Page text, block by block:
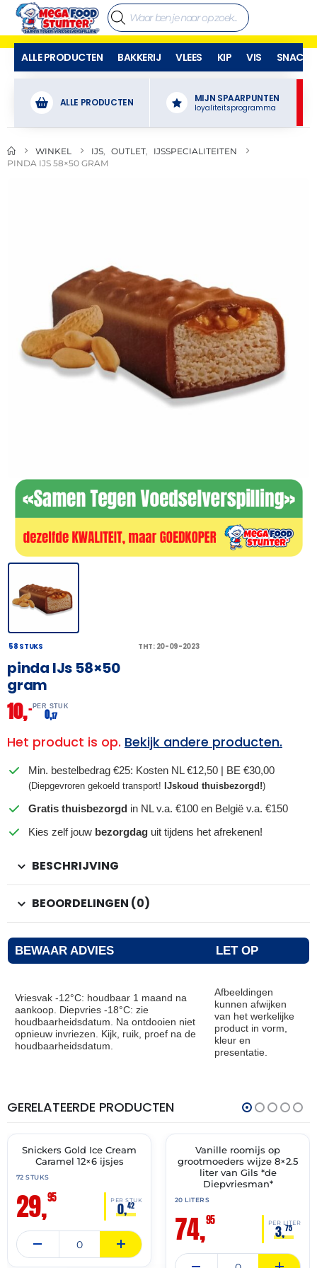
ALLE PRODUCTEN BAKKERIJ VLEES KIP VIS SNACKS
ALLE PRODUCTEN MIJN SPAARPUNTEN
loyaliteitsprogramma
WINKEL IJS OUTLET
IJSSPECIALITEITEN
PINDA IJS 58×50 GRAM
58 STUKS THT: 20-09-2023
pinda IJs 58×50
gram
10,– PER STUK
0,17
Het product is op. Bekijk andere producten.
Min. bestelbedrag €25: Kosten NL €12,50 | BE €30,00
(Diepgevroren gekoeld transport! IJskoud thuisbezorgd!)
Gratis thuisbezorgd in NL v.a. €100 en België v.a. €150
Kies zelf jouw bezorgdag uit tijdens het afrekenen!
BESCHRIJVING
BEOORDELINGEN (0)
BEWAAR ADVIES LET OP
Vriesvak -12°C: houdbaar 1 maand na
aankoop. Diepvries -18°C: zie
houdbaarheidsdatum. Na ontdooien niet
opnieuw invriezen. Kijk, ruik, proef na de
houdbaarheidsdatum.
Afbeeldingen
kunnen afwijken
van het werkelijke
product in vorm,
kleur en
presentatie.
GERELATEERDE PRODUCTEN
🔥 OP=OP
THT:
31-
Snickers Gold Ice Cream
Caramel 12×6 ijsjes
72 STUKS
29,95 PER STUK
0,42
✓ VAST ASSORTIMENT
Vanille roomijs op
grootmoeders wijze 8×2.5
liter van Gils *de
Diepvriesman*
20 LITERS
74,95 PER LITER
3,75